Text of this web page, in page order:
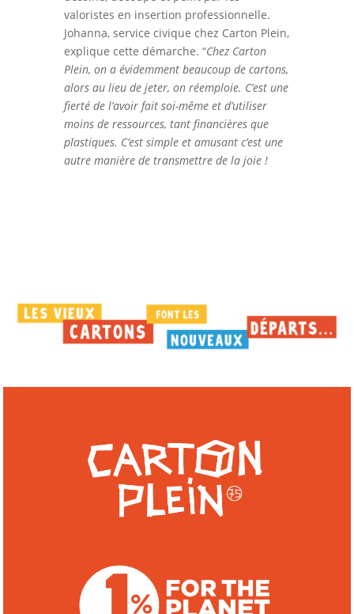
valoristes en insertion professionnelle.
Johanna, service civique chez Carton Plein,
explique cette démarche. “Chez Carton
Plein, on a évidemment beaucoup de cartons,
alors au lieu de jeter, on réemploie. C’est une
fierté de l’avoir fait soi-même et d’utiliser
moins de ressources, tant financières que
plastiques. C’est simple et amusant c’est une
autre manière de transmettre de la joie !